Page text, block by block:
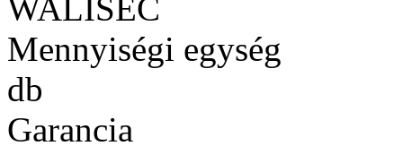
WALISEC
Mennyiségi egység
db
Garancia